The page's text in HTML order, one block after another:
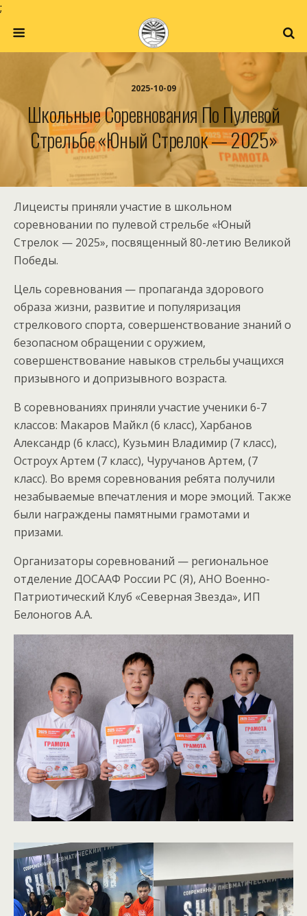
;
2025-10-09
Школьные Соревнования По Пулевой
Стрельбе «Юный Стрелок — 2025»
Лицеисты приняли участие в школьном
соревновании по пулевой стрельбе «Юный
Стрелок — 2025», посвященный 80-летию Великой
Победы.
Цель соревнования — пропаганда здорового
образа жизни, развитие и популяризация
стрелкового спорта, совершенствование знаний о
безопасном обращении с оружием,
совершенствование навыков стрельбы учащихся
призывного и допризывного возраста.
В соревнованиях приняли участие ученики 6-7
классов: Макаров Майкл (6 класс), Харбанов
Александр (6 класс), Кузьмин Владимир (7 класс),
Остроух Артем (7 класс), Чуручанов Артем, (7
класс). Во время соревнования ребята получили
незабываемые впечатления и море эмоций. Также
были награждены памятными грамотами и
призами.
Организаторы соревнований — региональное
отделение ДОСААФ России РС (Я), АНО Военно-
Патриотический Клуб «Северная Звезда», ИП
Белоногов А.А.